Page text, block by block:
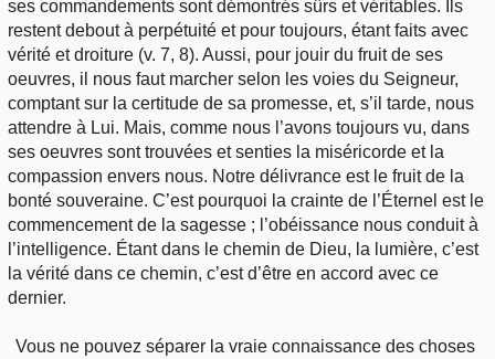
ses commandements sont démontrés sûrs et véritables. Ils
restent debout à perpétuité et pour toujours, étant faits avec
vérité et droiture (v. 7, 8). Aussi, pour jouir du fruit de ses
oeuvres, il nous faut marcher selon les voies du Seigneur,
comptant sur la certitude de sa promesse, et, s’il tarde, nous
attendre à Lui. Mais, comme nous l’avons toujours vu, dans
ses oeuvres sont trouvées et senties la miséricorde et la
compassion envers nous. Notre délivrance est le fruit de la
bonté souveraine. C’est pourquoi la crainte de l’Éternel est le
commencement de la sagesse ; l’obéissance nous conduit à
l’intelligence. Étant dans le chemin de Dieu, la lumière, c’est
la vérité dans ce chemin, c’est d’être en accord avec ce
dernier.
Vous ne pouvez séparer la vraie connaissance des choses